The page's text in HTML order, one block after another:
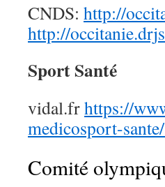
CNDS: http://
http://
Sport Santé
vidal.frhttps://
medicosport-
Comité